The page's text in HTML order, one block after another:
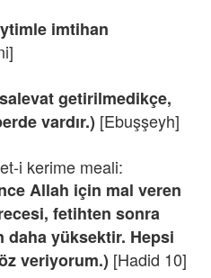
imtihan
getirilmedikçe,
vardır.) [Ebuşşeyh]
i kerime meali:
Allah için mal veren
fetihten sonra
daha yüksektir. Hepsi
veriyorum.) [Hadid 10]